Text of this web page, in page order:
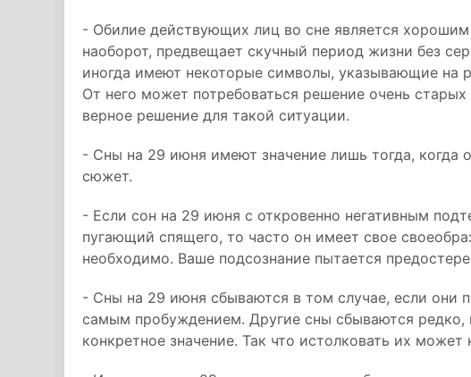
- Обилие действующих лиц во сне является хорошим
наоборот, предвещает скучный период жизни без
иногда имеют некоторые символы, указывающие на
От него может потребоваться решение очень
верное решение для такой ситуации.
- Сны на 29 июня имеют значение лишь тогда, когда
сюжет.
- Если сон на 29 июня с откровенно негативным
пугающий спящего, то часто он имеет свое
необходимо. Ваше подсознание пытается
- Сны на 29 июня сбываются в том случае, если они
самым пробуждением. Другие сны сбываются редко,
конкретное значение. Так что истолковать их